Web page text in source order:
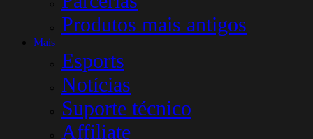
Produtos mais antigos
Mais
Esports
Notícias
Suporte técnico
Affiliate